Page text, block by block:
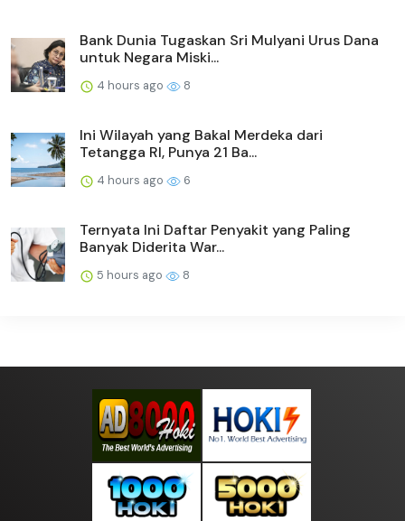
Bank Dunia Tugaskan Sri Mulyani Urus Dana
untuk Negara Miski...
4 hours ago 8
Ini Wilayah yang Bakal Merdeka dari
Tetangga RI, Punya 21 Ba...
4 hours ago 6
Ternyata Ini Daftar Penyakit yang Paling
Banyak Diderita War...
5 hours ago 8